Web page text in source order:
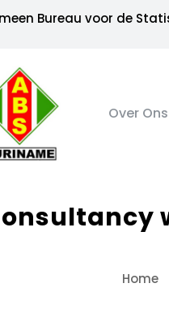
Bureau voor de
Over Ons
Home